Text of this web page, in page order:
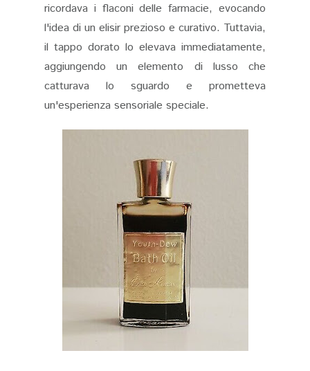
ricordava i flaconi delle farmacie, evocando
l'idea di un elisir prezioso e curativo. Tuttavia,
il tappo dorato lo elevava immediatamente,
aggiungendo un elemento di lusso che
catturava lo sguardo e prometteva
un'esperienza sensoriale speciale.